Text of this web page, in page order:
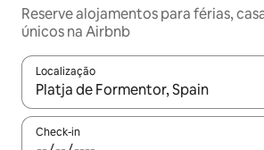
Reserve alojamentos para férias,
únicos na Airbnb
Localização
Quando os resultados estiverem
Check-in